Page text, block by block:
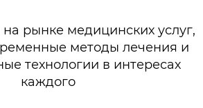
рынке медицинских услуг,
методы лечения и
технологии в интересах
каждого